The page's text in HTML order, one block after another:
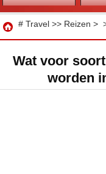
Reizen
# Travel >> Reizen >
Wat voor
worden